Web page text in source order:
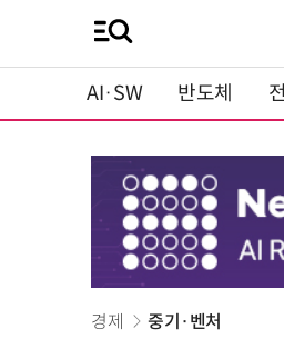
AI·SW 반도체
경제 중기·벤처